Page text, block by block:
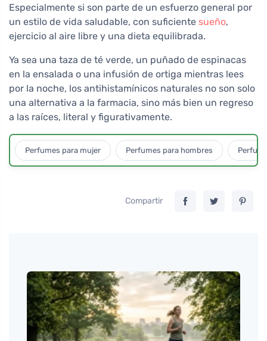
Especialmente si son parte de un esfuerzo general por
un estilo de vida saludable, con suficiente sueño,
ejercicio al aire libre y una dieta equilibrada.
Ya sea una taza de té verde, un puñado de espinacas
en la ensalada o una infusión de ortiga mientras lees
por la noche, los antihistamínicos naturales no son solo
una alternativa a la farmacia, sino más bien un regreso
a las raíces, literal y figurativamente.
Perfumes para mujer Perfumes para hombres
Compartir